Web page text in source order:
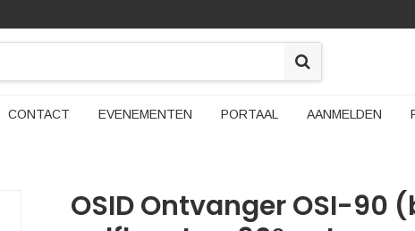
CONTACT EVENEMENTEN PORTAAL AANMELDEN
OSID Ontvanger OSI-90